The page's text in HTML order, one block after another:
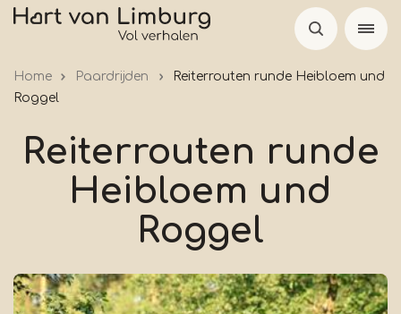
Skip
Home Paardrijden
Reiterrouten runde Heibloem und
Roggel
Reiterrouten runde
Heibloem und
Roggel